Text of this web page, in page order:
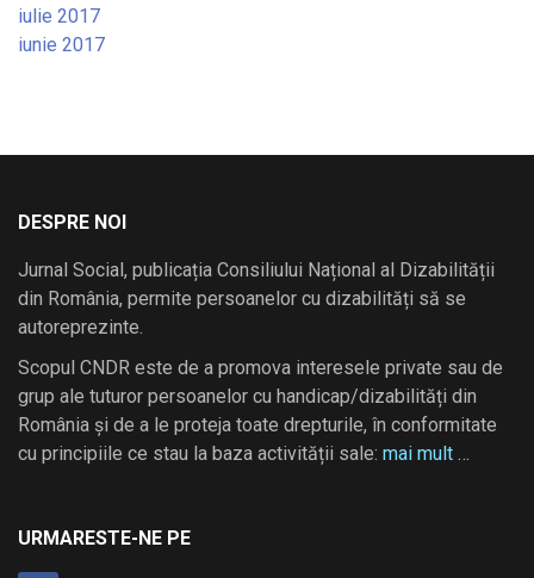
iulie 2017
iunie 2017
DESPRE NOI
Jurnal Social, publicația Consiliului Național al Dizabilității
din România, permite persoanelor cu dizabilități să se
autoreprezinte.
Scopul CNDR este de a promova interesele private sau de
grup ale tuturor persoanelor cu handicap/dizabilități din
România și de a le proteja toate drepturile, în conformitate
cu principiile ce stau la baza activității sale: mai mult …
URMARESTE-NE PE